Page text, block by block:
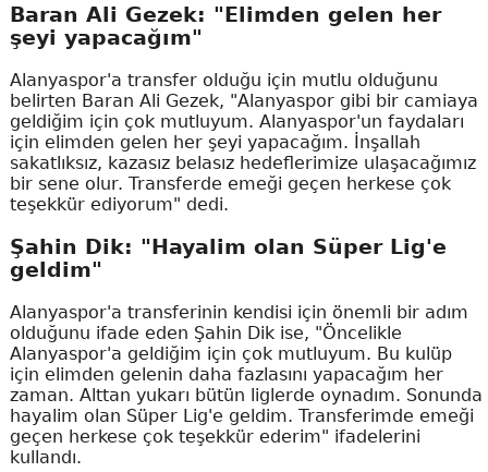
Baran Ali Gezek: "Elimden gelen her
şeyi yapacağım"
Alanyaspor'a transfer olduğu için mutlu olduğunu
belirten Baran Ali Gezek, "Alanyaspor gibi bir camiaya
geldiğim için çok mutluyum. Alanyaspor'un faydaları
için elimden gelen her şeyi yapacağım. İnşallah
sakatlıksız, kazasız belasız hedeflerimize ulaşacağımız
bir sene olur. Transferde emeği geçen herkese çok
teşekkür ediyorum" dedi.
Şahin Dik: "Hayalim olan Süper Lig'e
geldim"
Alanyaspor'a transferinin kendisi için önemli bir adım
olduğunu ifade eden Şahin Dik ise, "Öncelikle
Alanyaspor'a geldiğim için çok mutluyum. Bu kulüp
için elimden gelenin daha fazlasını yapacağım her
zaman. Alttan yukarı bütün liglerde oynadım. Sonunda
hayalim olan Süper Lig'e geldim. Transferimde emeği
geçen herkese çok teşekkür ederim" ifadelerini
kullandı.